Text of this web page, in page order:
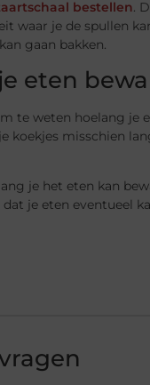
bestellen .
waar je de spullen
gaan bakken.
eten
te weten hoelang je
koekjes misschien
je het eten kan
je eten eventueel